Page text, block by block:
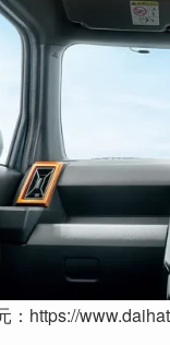
：https://